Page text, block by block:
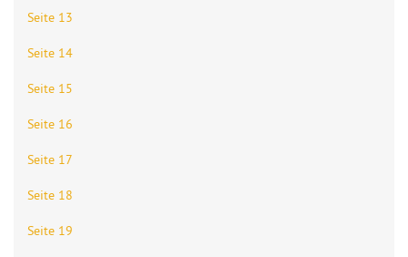
Seite 13
Seite 14
Seite 15
Seite 16
Seite 17
Seite 18
Seite 19